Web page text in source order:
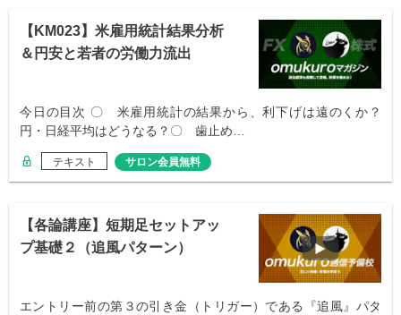
【KM023】米雇用統計結果分析
＆円安と若者の労働力流出
今日の目次 〇 米雇用統計の結果から、利下げは遠のくか？
円・日経平均はどうなる？〇 歯止め…
テキスト サロン会員無料
【各論講座】短期足セットアッ
プ基礎２（追風パターン）
エントリー前の第３の引き金（トリガー）である『追風』パタ